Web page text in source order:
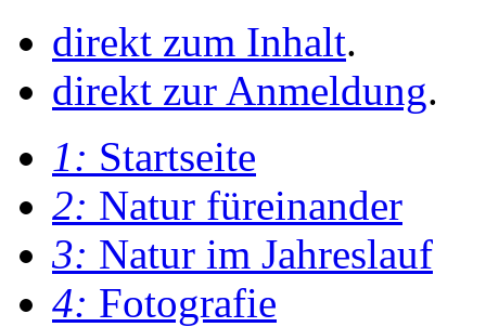
direkt zum Inhalt.
direkt zur Anmeldung.
1: Startseite
2: Natur füreinander
3: Natur im Jahreslauf
4: Fotografie